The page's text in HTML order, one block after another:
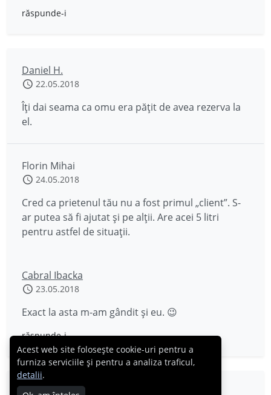
răspunde-i
Daniel H.
22.05.2018
Îți dai seama ca omu era pățit de avea rezerva la
el.
Florin Mihai
24.05.2018
Cred ca prietenul tău nu a fost primul „client”. S-
ar putea să fi ajutat și pe alții. Are acei 5 litri
pentru astfel de situații.
Cabral Ibacka
23.05.2018
Exact la asta m-am gândit și eu. 😉
răspunde-i
Acest web site folosește cookie-uri pentru a
furniza serviciile și pentru a analiza traficul,
detalii.